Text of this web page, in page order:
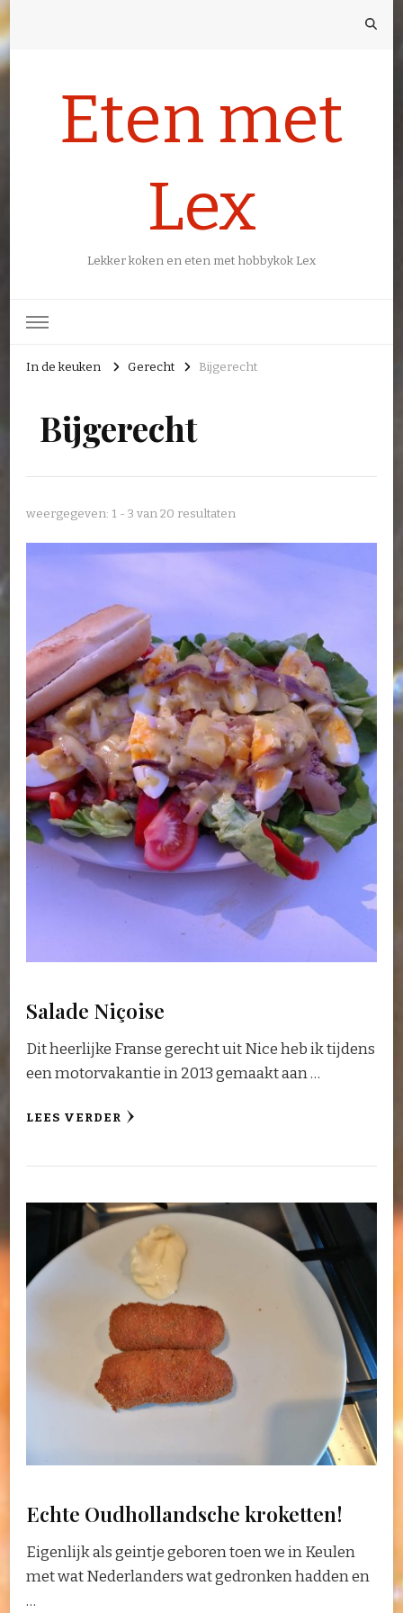
Eten met
Lex
Lekker koken en eten met hobbykok Lex
In de keuken Gerecht Bijgerecht
Bijgerecht
weergegeven: 1 - 3 van 20 resultaten
Salade Niçoise
Dit heerlijke Franse gerecht uit Nice heb ik tijdens
een motorvakantie in 2013 gemaakt aan …
LEES VERDER
Echte Oudhollandsche kroketten!
Eigenlijk als geintje geboren toen we in Keulen
met wat Nederlanders wat gedronken hadden en
…